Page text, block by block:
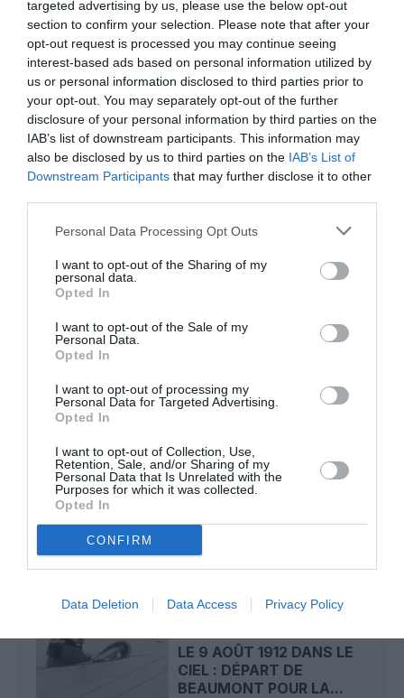
targeted advertising by us, please use the below opt-out
section to confirm your selection. Please note that after your
opt-out request is processed you may continue seeing
interest-based ads based on personal information utilized by
us or personal information disclosed to third parties prior to
your opt-out. You may separately opt-out of the further
disclosure of your personal information by third parties on the
IAB’s list of downstream participants. This information may
also be disclosed by us to third parties on the IAB’s List of
Downstream Participants that may further disclose it to other
Personal Data Processing Opt Outs
I want to opt-out of the Sharing of my
personal data.
Opted In
I want to opt-out of the Sale of my
Personal Data.
Opted In
I want to opt-out of processing my
Personal Data for Targeted Advertising.
Opted In
I want to opt-out of Collection, Use,
Retention, Sale, and/or Sharing of my
Personal Data that Is Unrelated with the
Purposes for which it was collected.
Opted In
CONFIRM
Data Deletion Data Access Privacy Policy
DERNIERS COMMENTAIRES
CG59a commenté l'article :
Un enfant refuse sa ceinture : un vol Porter Airlines
Air Force One : les retards de Boeing s’aggravent, la
cabine du futur 747-8 en cause
histoire de l'aviation
LIRE AUSSI
LE 10 AOÛT 1908 DANS LE
CIEL : LE PRÉFET DU
LE 9 AOÛT 1912 DANS LE
CIEL : DÉPART DE
BEAUMONT POUR LA...